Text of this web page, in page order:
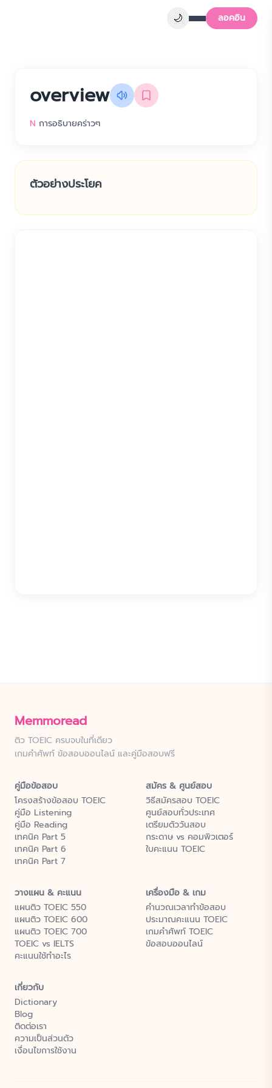
🌙 ลอคอิน
overview
N การอธิบายคร่าวๆ
ตัวอย่างประโยค
Memmoread
ติว TOEIC ครบจบในที่เดียว
เกมคำศัพท์ ข้อสอบออนไลน์ และคู่มือสอบฟรี
คู่มือข้อสอบ
โครงสร้างข้อสอบ TOEIC
คู่มือ Listening
คู่มือ Reading
เทคนิค Part 5
เทคนิค Part 6
เทคนิค Part 7
สมัคร & ศูนย์สอบ
วิธีสมัครสอบ TOEIC
ศูนย์สอบทั่วประเทศ
เตรียมตัววันสอบ
กระดาษ vs คอมพิวเตอร์
ใบคะแนน TOEIC
วางแผน & คะแนน
แผนติว TOEIC 550
แผนติว TOEIC 600
แผนติว TOEIC 700
TOEIC vs IELTS
คะแนนใช้ทำอะไร
เครื่องมือ & เกม
คำนวณเวลาทำข้อสอบ
ประมาณคะแนน TOEIC
เกมคำศัพท์ TOEIC
ข้อสอบออนไลน์
เกี่ยวกับ
Dictionary
Blog
ติดต่อเรา
ความเป็นส่วนตัว
เงื่อนไขการใช้งาน